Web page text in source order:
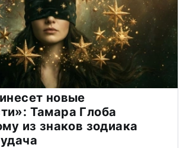
новые
Тамара Глоба
из знаков зодиака